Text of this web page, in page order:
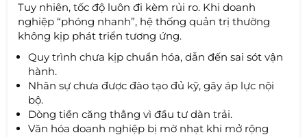
Tuy nhiên, tốc độ luôn đi kèm rủi ro. Khi doanh
nghiệp “phóng nhanh”, hệ thống quản trị thường
không kịp phát triển tương ứng.
Quy trình chưa kịp chuẩn hóa, dẫn đến sai sót vận
hành.
Nhân sự chưa được đào tạo đủ kỹ, gây áp lực nội
bộ.
Dòng tiền căng thẳng vì đầu tư dàn trải.
Văn hóa doanh nghiệp bị mờ nhạt khi mở rộng